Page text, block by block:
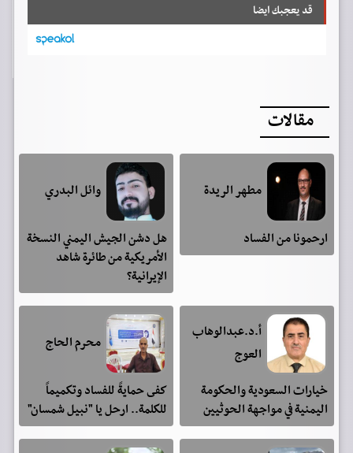
قد يعجبك ايضا
مقالات
مطهر الريدة
ارحمونا من الفساد
وائل البدري
هل دشن الجيش اليمني النسخة
الأمريكية من طائرة شاهد
الإيرانية؟
أ.د.عبدالوهاب
العوج
خيارات السعودية والحكومة
اليمنية في مواجهة الحوثيين
محرم الحاج
كفى حمايةً للفساد وتكميماً
للكلمة.. ارحل يا "نبيل شمسان"